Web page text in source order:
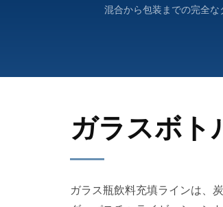
混合から包装までの完全
ガラスボト
ガラス瓶飲料充填ラインは、